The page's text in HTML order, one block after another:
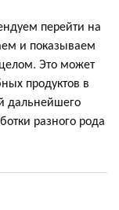
перейти на
и показываем
Это может
продуктов в
дальнейшего
разного рода